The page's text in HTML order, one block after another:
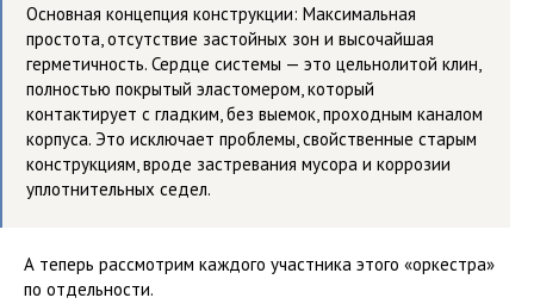
Основная концепция конструкции: Максимальная
простота, отсутствие застойных зон и высочайшая
герметичность. Сердце системы — это цельнолитой клин,
полностью покрытый эластомером, который
контактирует с гладким, без выемок, проходным каналом
корпуса. Это исключает проблемы, свойственные старым
конструкциям, вроде застревания мусора и коррозии
уплотнительных седел.
А теперь рассмотрим каждого участника этого «оркестра»
по отдельности.